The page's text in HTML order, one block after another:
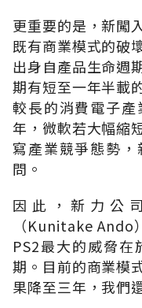
更重要的是，新闖
既有商業模式的破
出身自產品生命週
期有短至一年半載
較長的消費電子
年，微軟若大幅縮
寫產業競爭態勢
問。
因此，新力公
（Kunitake Ando
PS2最大的威脅
期。目前的商業模
果降至三年，我們